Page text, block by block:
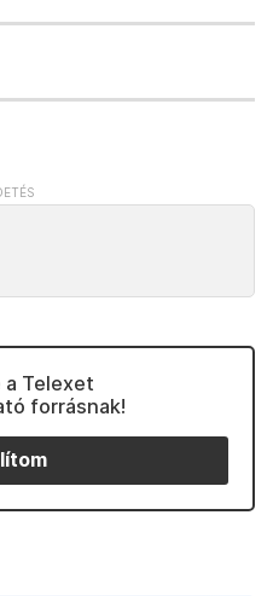
a Telexet
forrásnak!